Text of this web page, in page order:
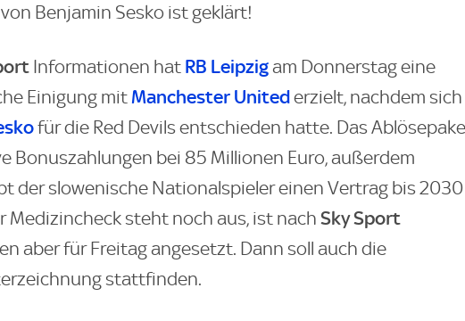
Benjamin Sesko ist geklärt!
Informationen hat RB Leipzigam Donnerstag eine
Einigung mit Manchester Unitederzielt, nachdem sich
für die Red Devils entschieden hatte. Das
Bonuszahlungen bei 85 Millionen Euro, außerdem
der slowenische Nationalspieler einen Vertrag bis
Medizincheck steht noch aus, ist nach Sky Sport
aber für Freitag angesetzt. Dann soll auch die
stattfinden.